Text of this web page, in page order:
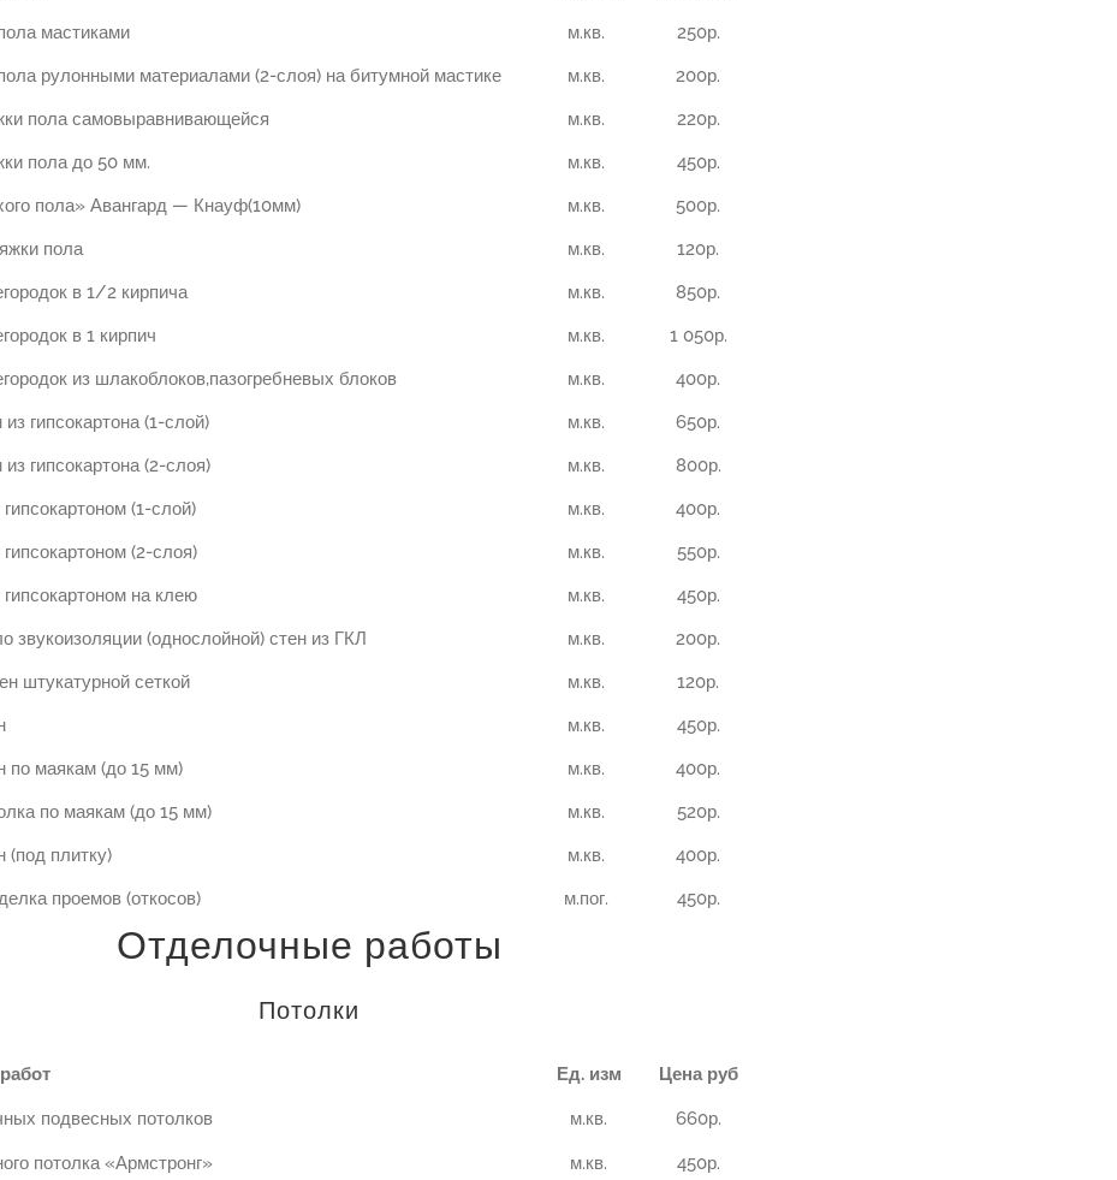
мастиками
м.кв.
250р.
рулонными материалами (2-слоя) на битумной мастике
м.кв.
200р.
пола самовыравнивающейся
м.кв.
220р.
пола до 50 мм.
м.кв.
450р.
пола» Авангард — Кнауф(10мм)
м.кв.
500р.
пола
м.кв.
120р.
в 1/2 кирпича
м.кв.
850р.
в 1 кирпич
м.кв.
1 050р.
из шлакоблоков,пазогребневых блоков
м.кв.
400р.
гипсокартона (1-слой)
м.кв.
650р.
гипсокартона (2-слоя)
м.кв.
800р.
(1-слой)
м.кв.
400р.
(2-слоя)
м.кв.
550р.
на клею
м.кв.
450р.
звукоизоляции (однослойной) стен из ГКЛ
м.кв.
200р.
штукатурной сеткой
м.кв.
120р.
м.кв.
450р.
по маякам (до 15 мм)
м.кв.
400р.
по маякам (до 15 мм)
м.кв.
520р.
(под плитку)
м.кв.
400р.
проемов (откосов)
м.пог. 450р.
Отделочные работы
Потолки
Ед. изм Цена руб
подвесных потолков м.кв. 660р.
потолка «Армстронг» м.кв. 450р.